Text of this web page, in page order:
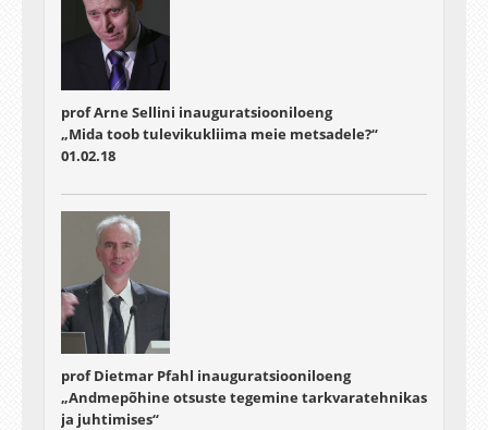
prof Arne Sellini inauguratsiooniloeng
„Mida toob tulevikukliima meie metsadele?“
01.02.18
prof Dietmar Pfahl inauguratsiooniloeng
„Andmepõhine otsuste tegemine tarkvaratehnikas
ja juhtimises“